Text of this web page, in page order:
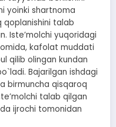
yoinki shartnoma
qoplanishini talab
Isteʼmolchi yuqoridagi
kafolat muddati
qilib olingan kundan
Bajarilgan ishdagi
birmuncha qisqaroq
talab qilgan
ijrochi tomonidan